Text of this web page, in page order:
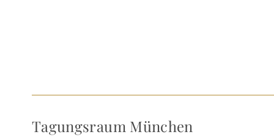
Tagungsraum München